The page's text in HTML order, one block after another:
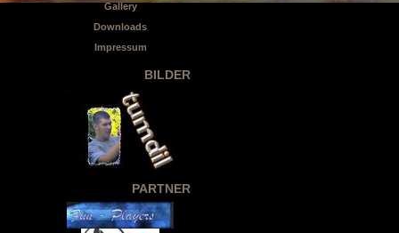
Gallery
Downloads
Impressum
BILDER
PARTNER